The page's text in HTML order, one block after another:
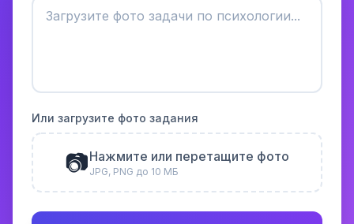
Или загрузите фото задания
📷Нажмите или перетащите фото
JPG, PNG до 10 МБ